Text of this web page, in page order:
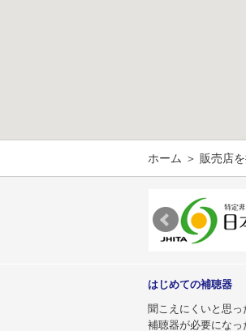
ホーム ＞ 販売店
はじめての補聴器
聞こえにくいと思っ
補聴器が必要になっ